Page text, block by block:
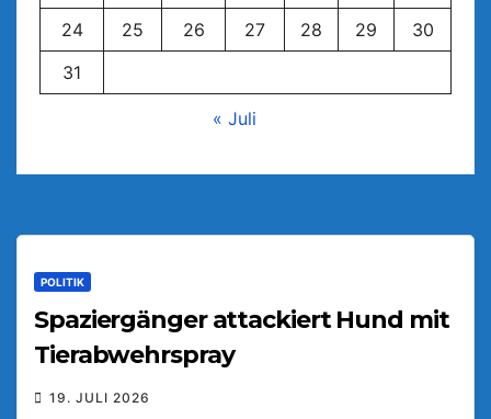
24
25 26 27 28 29
30
31
« Juli
POLITIK
Spaziergänger attackiert Hund mit
Tierabwehrspray
19. JULI 2026